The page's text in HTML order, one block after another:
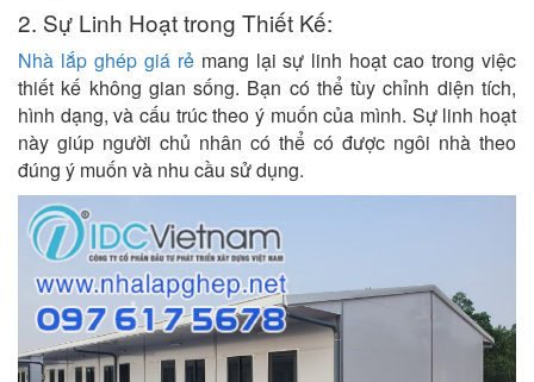
2. Sự Linh Hoạt trong Thiết Kế:
Nhà lắp ghép giá rẻmang lại sự linh hoạt cao trong việc
thiết kế không gian sống. Bạn có thể tùy chỉnh diện tích,
hình dạng, và cấu trúc theo ý muốn của mình. Sự linh hoạt
này giúp người chủ nhân có thể có được ngôi nhà theo
đúng ý muốn và nhu cầu sử dụng.